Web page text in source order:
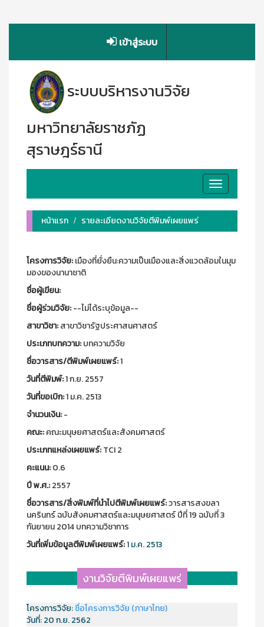
เข้าสู่ระบบ
ระบบบริหารงานวิจัย
มหาวิทยาลัยราชภัฏ
สุราษฎร์ธานี
Toggle
navigation
หน้าแรก
รายละเอียดงานวิจัยตีพิมพ์เผยแพร่
โครงการวิจัย:เมืองที่ยั่งยืน:ความเป็นเมืองและสิ่งแวดล้อมในมุม
มองของนานาชาติ
ชื่อผู้เขียน:
ชื่อผู้ร่วมวิจัย:--ไม่ได้ระบุข้อมูล--
สาขาวิชา:สาขาวิชารัฐประศาสนศาสตร์
ประเภทบทความ:บทความวิจัย
ชื่อวารสาร/ตีพิมพ์เผยแพร์:1
วันที่ตีพิมพ์:1 ก.ย. 2557
วันที่ขอเบิก:1 ม.ค. 2513
จำนวนเงิน:-
คณะ:คณะมนุษยศาสตร์และสังคมศาสตร์
ประเภทแหล่งเผยแพร์:TCI 2
คะแนน:0.6
ปี พ.ศ.:2557
ชื่อวารสาร/สิ่งพิมพ์ที่นำไปตีพิมพ์เผยแพร์:วารสารสงขลา
นครินทร์ ฉบับสังคมศาสตร์และมนุษยศาสตร์ ปีที่ 19 ฉบับที่ 3
กันยายน 2014 บทความวิชาการ
วันที่เพิ่มข้อมูลตีพิมพ์เผยแพร์:1 ม.ค. 2513
งานวิจัยตีพิมพ์เผยแพร่
โครงการวิจัย:ชื่อโครงการวิจัย (ภาษาไทย)
วันที่:20 ก.ย. 2562